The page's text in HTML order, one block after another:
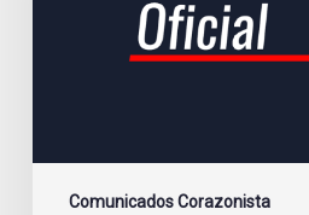
Comunicados Corazonista